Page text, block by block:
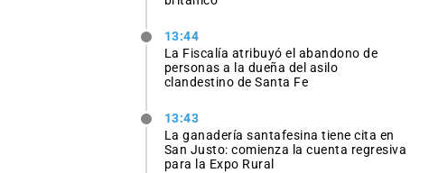
13:44
La Fiscalía atribuyó el abandono de
personas a la dueña del asilo
clandestino de Santa Fe
13:43
La ganadería santafesina tiene cita en
San Justo: comienza la cuenta regresiva
para la Expo Rural